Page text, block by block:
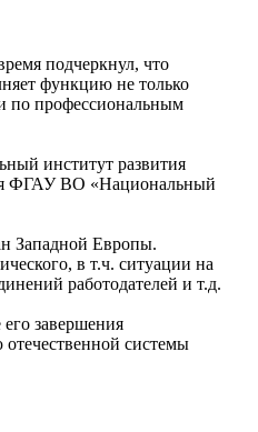
подчеркнул, что
функцию не только
по профессиональным
институт развития
ФГАУ ВО «Национальный
Западной Европы.
в т.ч. ситуации на
работодателей и т.д.
завершения
системы